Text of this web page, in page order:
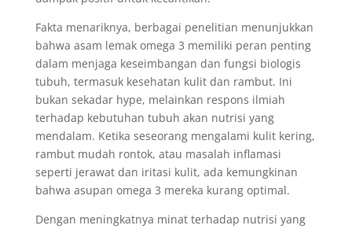
Fakta menariknya, berbagai penelitian menunjukkan
bahwa asam lemak omega 3 memiliki peran penting
dalam menjaga keseimbangan dan fungsi biologis
tubuh, termasuk kesehatan kulit dan rambut. Ini
bukan sekadar hype, melainkan respons ilmiah
terhadap kebutuhan tubuh akan nutrisi yang
mendalam. Ketika seseorang mengalami kulit kering,
rambut mudah rontok, atau masalah inflamasi
seperti jerawat dan iritasi kulit, ada kemungkinan
bahwa asupan omega 3 mereka kurang optimal.
Dengan meningkatnya minat terhadap nutrisi yang